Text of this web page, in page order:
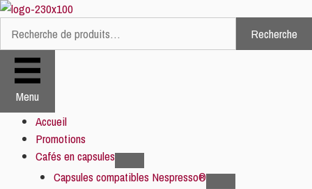
Aller
contenu
Recherche
pour :
Recherche
Menu
Accueil
Promotions
Cafés en capsules
Capsules compatibles Nespresso®